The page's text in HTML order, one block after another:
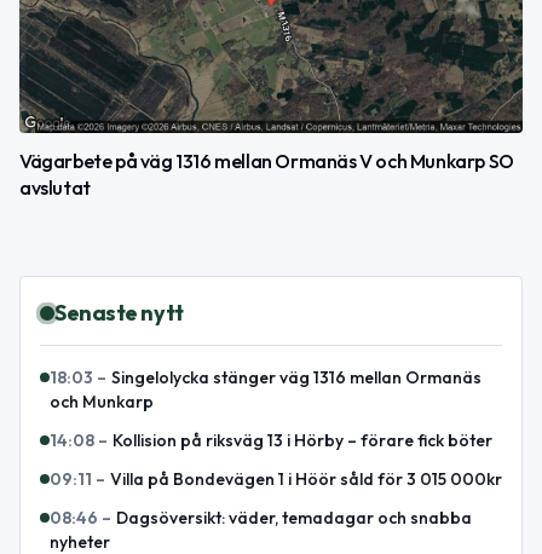
Vägarbete på väg 1316 mellan Ormanäs V och Munkarp SO
avslutat
Senaste nytt
18:03 – Singelolycka stänger väg 1316 mellan Ormanäs
och Munkarp
14:08 – Kollision på riksväg 13 i Hörby – förare fick böter
09:11 – Villa på Bondevägen 1 i Höör såld för 3 015 000kr
08:46 – Dagsöversikt: väder, temadagar och snabba
nyheter